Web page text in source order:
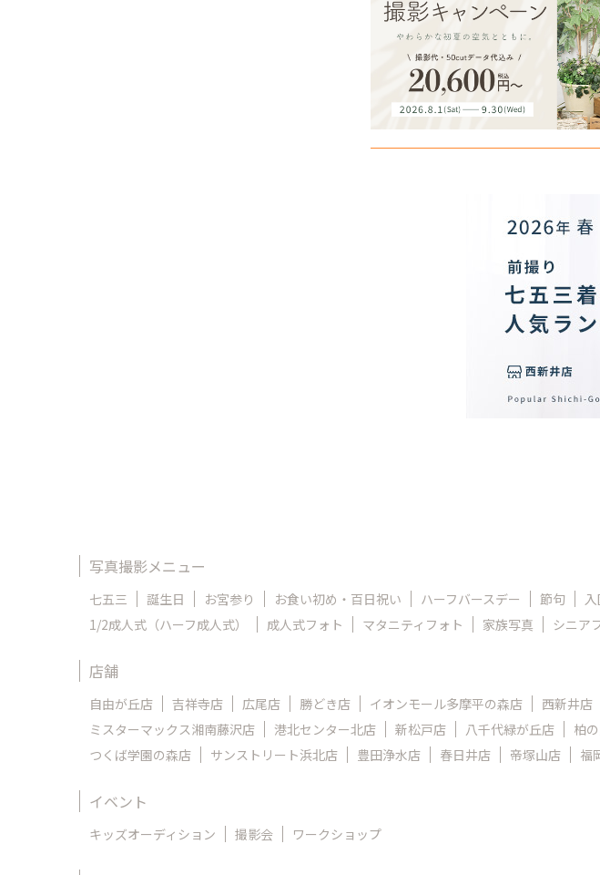
写真撮影メニュー
七五三 誕生日 お宮参り お食い初め・百日祝い ハーフバースデー 節句
1/2成人式（ハーフ成人式）
成人式フォト マタニティフォト 家族写真 シニア
店舗
自由が丘店 吉祥寺店 広尾店 勝どき店 イオンモール多摩平の森店 西新井店
ミスターマックス湘南藤沢店
港北センター北店 新松戸店 八千代緑が丘店 柏
つくば学園の森店
サンストリート浜北店 豊田浄水店 春日井店 帝塚山店 福
イベント
キッズオーディション 撮影会 ワークショップ